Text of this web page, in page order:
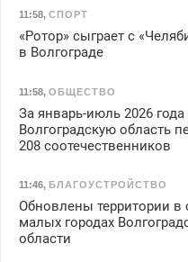
11:58, СПОРТ
«Ротор» сыграет с
в Волгограде
11:58, ОБЩЕСТВО
За январь-июль 2026 года
Волгоградскую область
208 соотечественников
11:46, БЛАГОУСТРОЙСТВО
Обновлены территории в
малых городах
области